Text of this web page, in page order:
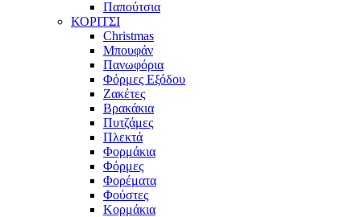
Παπούτσια
ΚΟΡΙΤΣΙ
Christmas
Μπουφάν
Πανωφόρια
Φόρμες Εξόδου
Ζακέτες
Βρακάκια
Πυτζάμες
Πλεκτά
Φορμάκια
Φόρμες
Φορέματα
Φούστες
Κορμάκια